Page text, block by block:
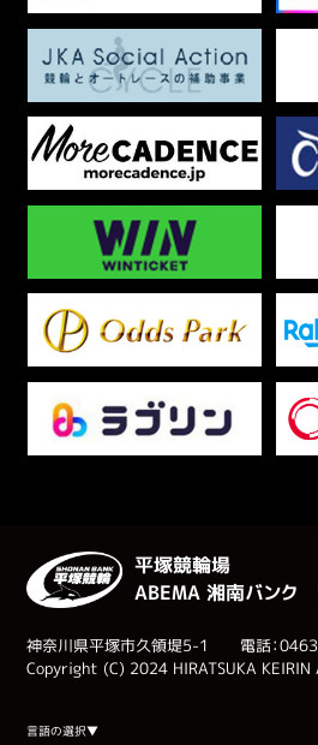
平塚競輪場
ABEMA 湘南バンク
神奈川県平塚市久領堤5-1 電話：
Copyright (C) 2024 HIRATSUKA
言語の選択▼
Select Language